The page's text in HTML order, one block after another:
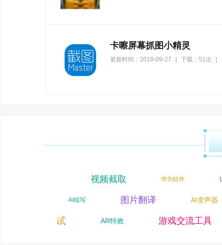
卡嚓屏幕抓图小精灵
更新时间：2018-09-27 下载：51次
视频截取 华为软件
AI续写 图片翻译 AI变声器
驾校考试 AR特效 游戏交流工具